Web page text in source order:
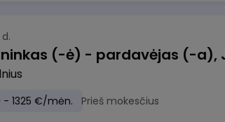
- 1325 €/mėn. Prieš mokesčius